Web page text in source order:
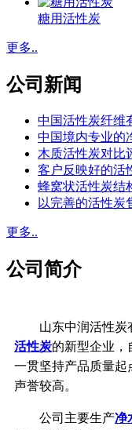
糖用活性炭
更多..
公司新闻
中国活性炭纤维
中国境内专业的
木质活性炭对比
客户反映好的活
蜂窝状活性炭结
以完善的活性炭
更多..
公司简介
山东中润活性炭
活性炭的新型企业，
一贯坚持产品质量起
声誉较高。
公司主要生产净